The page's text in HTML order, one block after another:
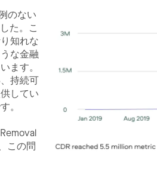
のない
た。こ
知れな
な金融
ます。
持続可
してい
す。
この問